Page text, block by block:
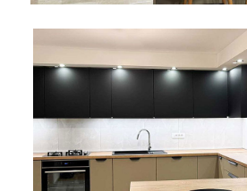
Bijela
tehnika
Metalna
galanterija
Elektromaterijal
Bicikli